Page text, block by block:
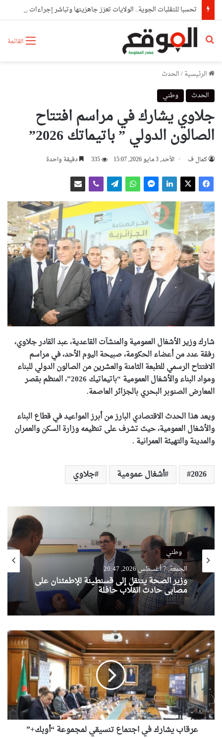
تحسبا للتقلبات الجوية.. الولايات تعزز جاهزيتها وتباشر إجراءات وقائية استباقية
القائمة بحث عن
الرئيسية/الحدث
الحدث
وطني
جلاوي يشارك في مراسم افتتاح
الصالون الدولي ” باتيماتك 2026”
كمال ف الأحد, 3 مايو 2026, 15:07 335 دقيقة واحدة
شارك وزير الأشغال العمومية والمنشآت القاعدية، عبد القادر جلاوي،
رفقة عدد من أعضاء الحكومة، صبيحة اليوم الأحد، في مراسم
الافتتاح الرسمي للطبعة الثامنة والعشرين من الصالون الدولي للبناء
ومواد البناء والأشغال العمومية “باتيماتيك 2026”، المنظم بقصر
المعارض الصنوبر البحري بالجزائر العاصمة.
ويعد هذا الحدث الاقتصادي البارز من أبرز المواعيد في قطاع البناء
والأشغال العمومية، حيث تشرف على تنظيمه وزارة السكن والعمران
والمدينة والتهيئة العمرانية .
2026 أشغال عمومية جلاوي
وطني
الجمعة, 7 أغسطس 2026, 20:47
وزير الصحة يتنقل إلى قسنطينة للإطمئنان على
مصابي حادث انقلاب حافلة
عرقاب
يشارك
في
اجتماع
تنسيقي
لمجموعة
“أوبك+”
عرقاب يشارك في اجتماع تنسيقي لمجموعة “أوبك+”